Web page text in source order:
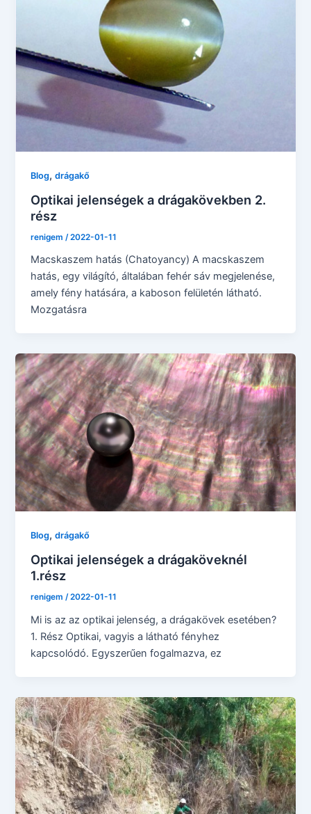
Blog,drágakő
Optikai jelenségek a drágakövekben 2.
rész
renigem /2022-01-11
Macskaszem hatás (Chatoyancy) A macskaszem
hatás, egy világító, általában fehér sáv megjelenése,
amely fény hatására, a kaboson felületén látható.
Mozgatásra
Blog,drágakő
Optikai jelenségek a drágaköveknél
1.rész
renigem/2022-01-11
Mi is az az optikai jelenség, a drágakövek esetében?
1. Rész Optikai, vagyis a látható fényhez
kapcsolódó. Egyszerűen fogalmazva, ez